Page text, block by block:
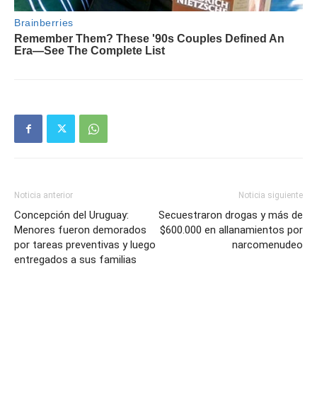
Noticia anterior
Concepción del Uruguay:
Menores fueron demorados
por tareas preventivas y luego
entregados a sus familias
Noticia siguiente
Secuestraron drogas y más de
$600.000 en allanamientos por
narcomenudeo